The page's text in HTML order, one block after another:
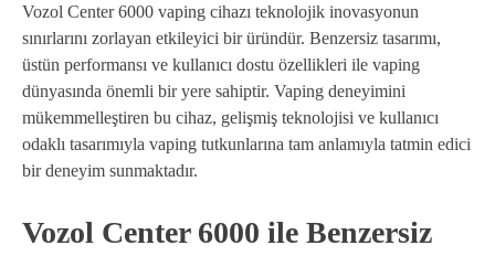
Vozol Center 6000 vaping cihazı teknolojik inovasyonun
sınırlarını zorlayan etkileyici bir üründür. Benzersiz tasarımı,
üstün performansı ve kullanıcı dostu özellikleri ile vaping
dünyasında önemli bir yere sahiptir. Vaping deneyimini
mükemmelleştiren bu cihaz, gelişmiş teknolojisi ve kullanıcı
odaklı tasarımıyla vaping tutkunlarına tam anlamıyla tatmin edici
bir deneyim sunmaktadır.
Vozol Center 6000 ile Benzersiz